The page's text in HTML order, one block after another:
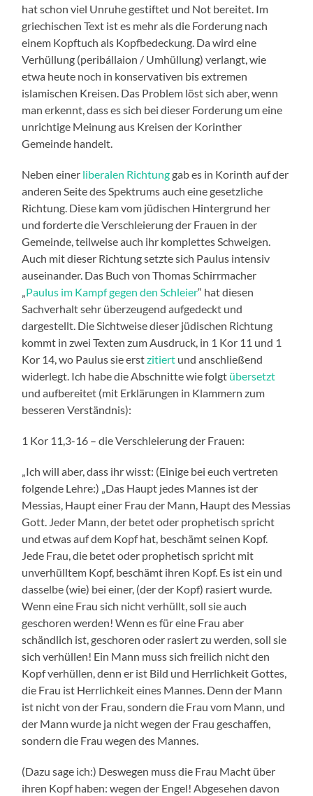
hat schon viel Unruhe gestiftet und Not bereitet. Im
griechischen Text ist es mehr als die Forderung nach
einem Kopftuch als Kopfbedeckung. Da wird eine
Verhüllung (peribállaion / Umhüllung) verlangt, wie
etwa heute noch in konservativen bis extremen
islamischen Kreisen. Das Problem löst sich aber, wenn
man erkennt, dass es sich bei dieser Forderung um eine
unrichtige Meinung aus Kreisen der Korinther
Gemeinde handelt.
Neben einer liberalen Richtunggab es in Korinth auf der
anderen Seite des Spektrums auch eine gesetzliche
Richtung. Diese kam vom jüdischen Hintergrund her
und forderte die Verschleierung der Frauen in der
Gemeinde, teilweise auch ihr komplettes Schweigen.
Auch mit dieser Richtung setzte sich Paulus intensiv
auseinander. Das Buch von Thomas Schirrmacher
„Paulus im Kampf gegen den Schleier“ hat diesen
Sachverhalt sehr überzeugend aufgedeckt und
dargestellt. Die Sichtweise dieser jüdischen Richtung
kommt in zwei Texten zum Ausdruck, in 1 Kor 11 und 1
Kor 14, wo Paulus sie erstzitiert und anschließend
widerlegt. Ich habe die Abschnitte wie folgt übersetzt
und aufbereitet (mit Erklärungen in Klammern zum
besseren Verständnis):
1 Kor 11,3-16 – die Verschleierung der Frauen:
„Ich will aber, dass ihr wisst: (Einige bei euch vertreten
folgende Lehre:) „Das Haupt jedes Mannes ist der
Messias, Haupt einer Frau der Mann, Haupt des Messias
Gott. Jeder Mann, der betet oder prophetisch spricht
und etwas auf dem Kopf hat, beschämt seinen Kopf.
Jede Frau, die betet oder prophetisch spricht mit
unverhülltem Kopf, beschämt ihren Kopf. Es ist ein und
dasselbe (wie) bei einer, (der der Kopf) rasiert wurde.
Wenn eine Frau sich nicht verhüllt, soll sie auch
geschoren werden! Wenn es für eine Frau aber
schändlich ist, geschoren oder rasiert zu werden, soll sie
sich verhüllen! Ein Mann muss sich freilich nicht den
Kopf verhüllen, denn er ist Bild und Herrlichkeit Gottes,
die Frau ist Herrlichkeit eines Mannes. Denn der Mann
ist nicht von der Frau, sondern die Frau vom Mann, und
der Mann wurde ja nicht wegen der Frau geschaffen,
sondern die Frau wegen des Mannes.
(Dazu sage ich:) Deswegen muss die Frau Macht über
ihren Kopf haben: wegen der Engel! Abgesehen davon